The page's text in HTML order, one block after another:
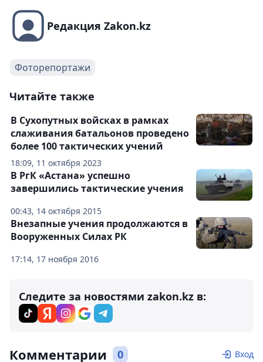
Редакция Zakon.kz
Фоторепортажи
Читайте также
18:09, 11 октября 2023
В Сухопутных войсках в рамках
слаживания батальонов проведено
более 100 тактических учений
00:43, 14 октября 2015
В РгК «Астана» успешно
завершились тактические учения
17:14, 17 ноября 2016
Внезапные учения продолжаются в
Вооруженных Силах РК
Следите за новостями zakon.kz в:
Комментарии 0 Вход